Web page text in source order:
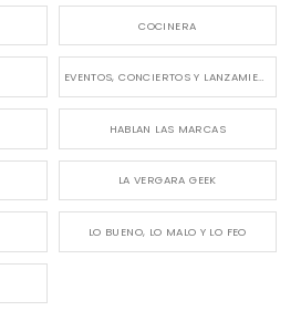
COCINERA
EVENTOS, CONCIERTOS Y LANZAMIENTOS
HABLAN LAS MARCAS
LA VERGARA GEEK
LO BUENO, LO MALO Y LO FEO